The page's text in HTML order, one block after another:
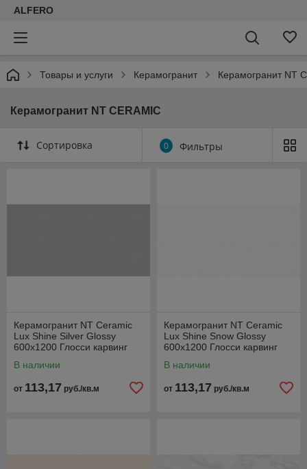
ALFERO
Товары и услуги Керамогранит Керамогранит NT
Керамогранит NT CERAMIC
Сортировка 0 Фильтры
Керамогранит NT Ceramic
Lux Shine Silver Glossy
600x1200 Глосси карвинг
В наличии
от 113,17 руб./кв.м
Керамогранит NT Ceramic
Lux Shine Snow Glossy
600x1200 Глосси карвинг
В наличии
от 113,17 руб./кв.м